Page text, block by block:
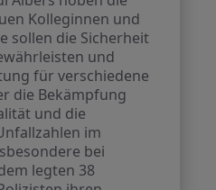
Kolleginnen und
sollen die Sicherheit
und
für verschiedene
die Bekämpfung
und die
im
bei
legten 38